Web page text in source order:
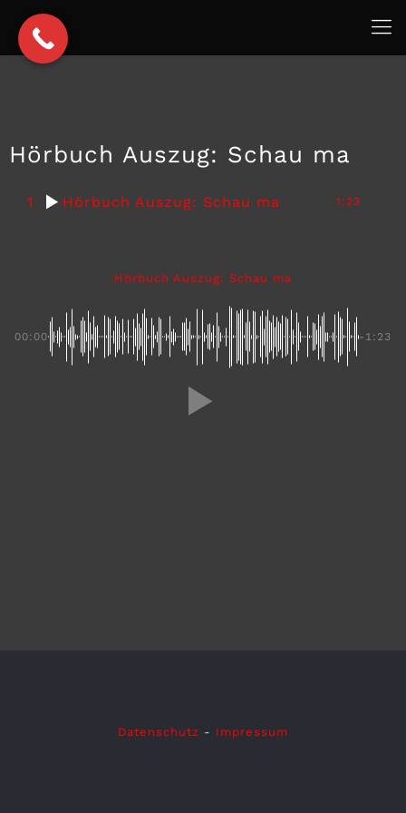
Hörbuch Auszug: Schau ma
1 Hörbuch Auszug: Schau ma 1:23
Hörbuch Auszug: Schau ma
00:00 -1:23
Datenschutz - Impressum